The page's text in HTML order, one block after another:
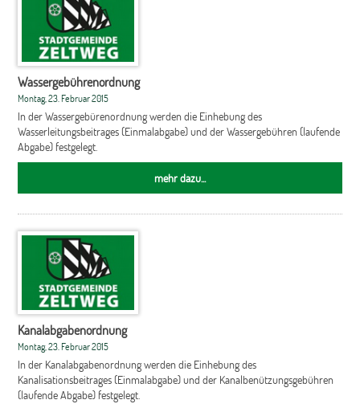
Wassergebührenordnung
Montag, 23. Februar 2015
In der Wassergebürenordnung werden die Einhebung des
Wasserleitungsbeitrages (Einmalabgabe) und der Wassergebühren (laufende
Abgabe) festgelegt.
mehr dazu...
Kanalabgabenordnung
Montag, 23. Februar 2015
In der Kanalabgabenordnung werden die Einhebung des
Kanalisationsbeitrages (Einmalabgabe) und der Kanalbenützungsgebühren
(laufende Abgabe) festgelegt.